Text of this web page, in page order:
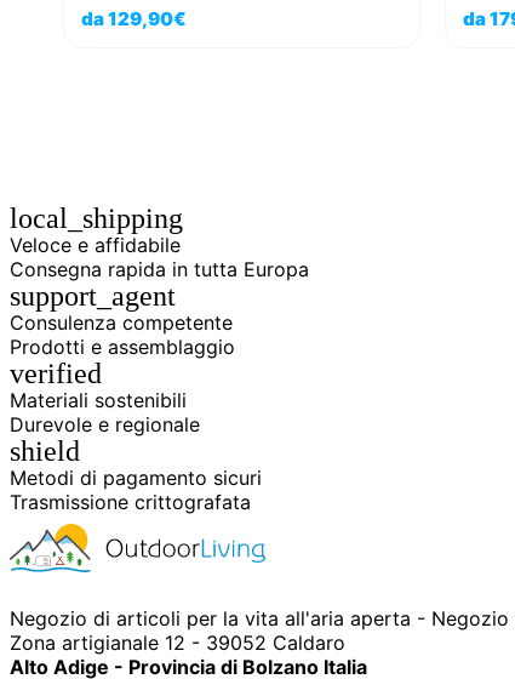
da129,90€ da
local_shipping
Veloce e affidabile
Consegna rapida in tutta Europa
support_agent
Consulenza competente
Prodotti e assemblaggio
verified
Materiali sostenibili
Durevole e regionale
shield
Metodi di pagamento sicuri
Trasmissione crittografata
Negozio di articoli per la vita all'aria aperta -
Zona artigianale 12 - 39052 Caldaro
Alto Adige - Provincia di Bolzano Italia